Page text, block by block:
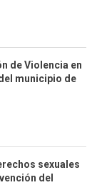
de Violencia en
municipio de
sexuales
del